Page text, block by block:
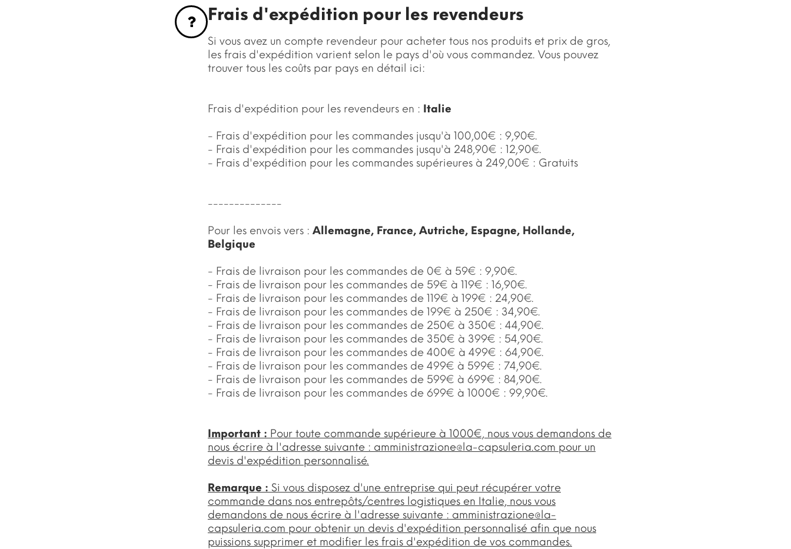
Frais d'expédition pour les revendeurs
Si vous avez un compte revendeur pour acheter tous nos produits et prix de gros,
les frais d'expédition varient selon le pays d'où vous commandez. Vous pouvez
trouver tous les coûts par pays en détail ici:
Frais d'expédition pour les revendeurs en : Italie
- Frais d'expédition pour les commandes jusqu'à 100,00€ : 9,90€.
- Frais d'expédition pour les commandes jusqu'à 248,90€ : 12,90€.
- Frais d'expédition pour les commandes supérieures à 249,00€ : Gratuits
--------------
Pour les envois vers : Allemagne, France, Autriche, Espagne, Hollande,
Belgique
- Frais de livraison pour les commandes de 0€ à 59€ : 9,90€.
- Frais de livraison pour les commandes de 59€ à 119€ : 16,90€.
- Frais de livraison pour les commandes de 119€ à 199€ : 24,90€.
- Frais de livraison pour les commandes de 199€ à 250€ : 34,90€.
- Frais de livraison pour les commandes de 250€ à 350€ : 44,90€.
- Frais de livraison pour les commandes de 350€ à 399€ : 54,90€.
- Frais de livraison pour les commandes de 400€ à 499€ : 64,90€.
- Frais de livraison pour les commandes de 499€ à 599€ : 74,90€.
- Frais de livraison pour les commandes de 599€ à 699€ : 84,90€.
- Frais de livraison pour les commandes de 699€ à 1000€ : 99,90€.
Important : Pour toute commande supérieure à 1000€, nous vous demandons de
nous écrire à l'adresse suivante : amministrazione@la-capsuleria.com pour un
devis d'expédition personnalisé.
Remarque : Si vous disposez d'une entreprise qui peut récupérer votre
commande dans nos entrepôts/centres logistiques en Italie, nous vous
demandons de nous écrire à l'adresse suivante : amministrazione@la-
capsuleria.com pour obtenir un devis d'expédition personnalisé afin que nous
puissions supprimer et modifier les frais d'expédition de vos commandes.